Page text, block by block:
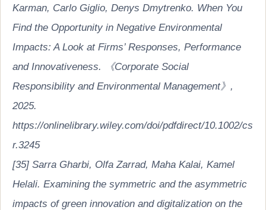
Karman, Carlo Giglio, Denys Dmytrenko. When You
Find the Opportunity in Negative Environmental
Impacts: A Look at Firms’ Responses, Performance
and Innovativeness. 《Corporate Social
Responsibility and Environmental Management》,
2025.
https://onlinelibrary.wiley.com/doi/pdfdirect/10.1002/cs
r.3245
[35] Sarra Gharbi, Olfa Zarrad, Maha Kalai, Kamel
Helali. Examining the symmetric and the asymmetric
impacts of green innovation and digitalization on the